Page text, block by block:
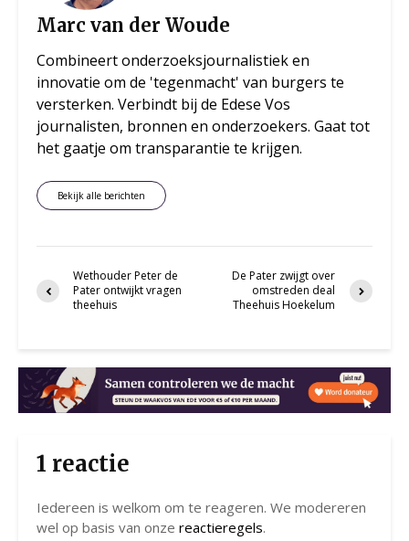
Marc van der Woude
Combineert onderzoeksjournalistiek en
innovatie om de 'tegenmacht' van burgers te
versterken. Verbindt bij de Edese Vos
journalisten, bronnen en onderzoekers. Gaat tot
het gaatje om transparantie te krijgen.
Bekijk alle berichten
Wethouder Peter de
Pater ontwijkt vragen
theehuis
De Pater zwijgt over
omstreden deal
Theehuis Hoekelum
1 reactie
Iedereen is welkom om te reageren. We modereren
wel op basis van onze reactieregels.